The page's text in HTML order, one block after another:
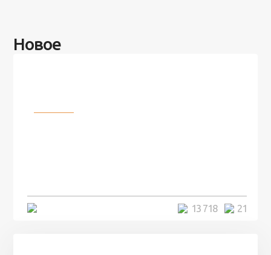
Новое
21
13 718